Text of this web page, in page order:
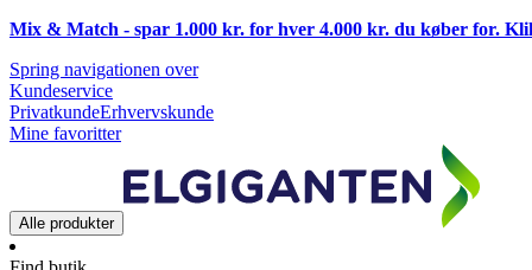
Mix & Match - spar 1.000 kr. for hver 4.000 kr. du køber for.
Spring navigationen over
Kundeservice
PrivatkundeErhvervskunde
Mine favoritter
Alle produkter